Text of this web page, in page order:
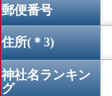
郵便番号
住所(＊3)
神社名ランキン
グ